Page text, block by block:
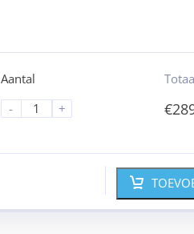
Aantal
-
+ €